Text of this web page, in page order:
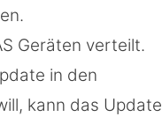
Geräten verteilt.
in den
kann das Update